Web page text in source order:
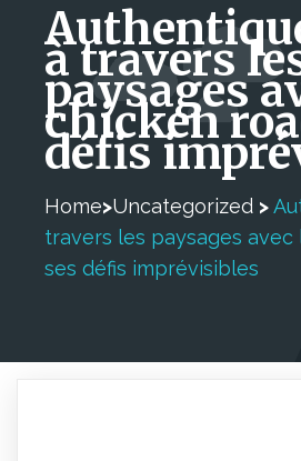
à travers
paysages
chicken
défis
Home>Uncategorized >
travers les paysages
ses défis imprévisibles